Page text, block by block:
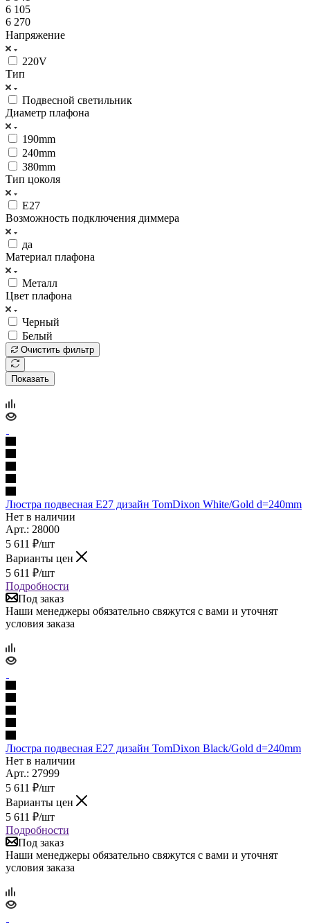
6 105
6 270
Напряжение
220V
Тип
Подвесной светильник
Диаметр плафона
190mm
240mm
380mm
Тип цоколя
Е27
Возможность подключения диммера
да
Материал плафона
Металл
Цвет плафона
Черный
Белый
Очистить фильтр
Показать
Люстра подвесная Е27 дизайн TomDixon White/Gold d=240mm
Нет в наличии
Арт.: 28000
5 611 ₽/шт
Варианты цен
5 611 ₽/шт
Подробности
Под заказ
Наши менеджеры обязательно свяжутся с вами и уточнят
условия заказа
Люстра подвесная Е27 дизайн TomDixon Black/Gold d=240mm
Нет в наличии
Арт.: 27999
5 611 ₽/шт
Варианты цен
5 611 ₽/шт
Подробности
Под заказ
Наши менеджеры обязательно свяжутся с вами и уточнят
условия заказа